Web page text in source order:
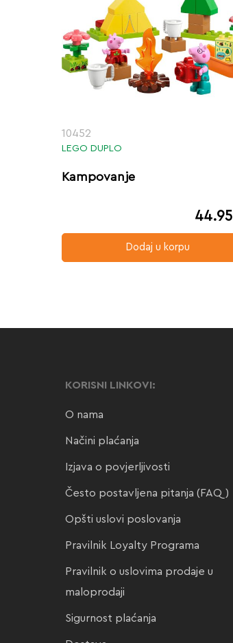
10452
LEGO DUPLO
Kampovanje
44.95
Dodaj u korpu
KORISNI LINKOVI:
O nama
Načini plaćanja
Izjava o povjerljivosti
Često postavljena pitanja (FAQ)
Opšti uslovi poslovanja
Pravilnik Loyalty Programa
Pravilnik o uslovima prodaje u
maloprodaji
Sigurnost plaćanja